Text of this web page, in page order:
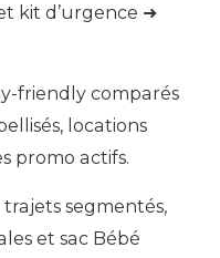
kit d’urgence ➜
friendly comparés
locations
promo actifs.
segmentés,
et sac Bébé